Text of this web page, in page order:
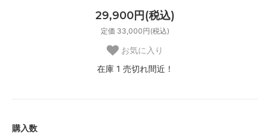
29,900円(税込)
定価 33,000円(税込)
お気に入り
在庫 1 売切れ間近！
購入数